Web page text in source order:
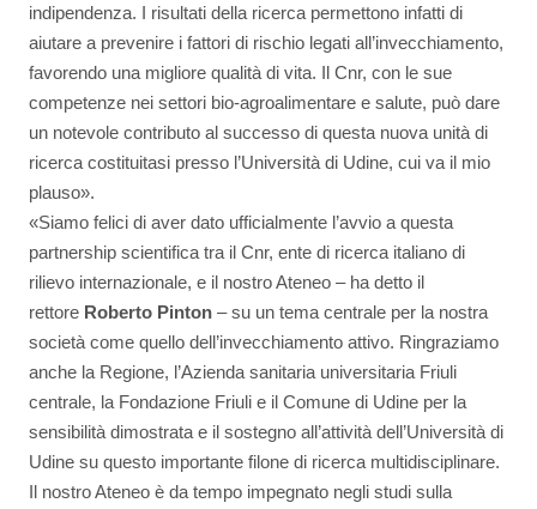
indipendenza. I risultati della ricerca permettono infatti di
aiutare a prevenire i fattori di rischio legati all’invecchiamento,
favorendo una migliore qualità di vita. Il Cnr, con le sue
competenze nei settori bio-agroalimentare e salute, può dare
un notevole contributo al successo di questa nuova unità di
ricerca costituitasi presso l’Università di Udine, cui va il mio
plauso».
«Siamo felici di aver dato ufficialmente l’avvio a questa
partnership scientifica tra il Cnr, ente di ricerca italiano di
rilievo internazionale, e il nostro Ateneo – ha detto il
rettore Roberto Pinton – su un tema centrale per la nostra
società come quello dell’invecchiamento attivo. Ringraziamo
anche la Regione, l’Azienda sanitaria universitaria Friuli
centrale, la Fondazione Friuli e il Comune di Udine per la
sensibilità dimostrata e il sostegno all’attività dell’Università di
Udine su questo importante filone di ricerca multidisciplinare.
Il nostro Ateneo è da tempo impegnato negli studi sulla